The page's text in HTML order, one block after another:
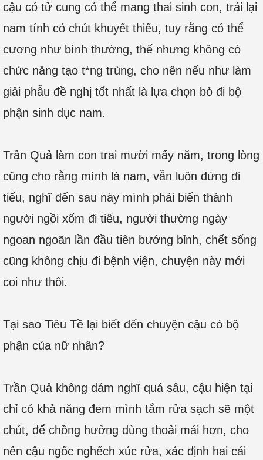
cậu có tử cung có thể mang thai sinh con, trái lại
nam tính có chút khuyết thiếu, tuy rằng có thể
cương như bình thường, thế nhưng không có
chức năng tạo t*ng trùng, cho nên nếu như làm
giải phẫu đề nghị tốt nhất là lựa chọn bỏ đi bộ
phận sinh dục nam.
Trần Quả làm con trai mười mấy năm, trong lòng
cũng cho rằng mình là nam, vẫn luôn đứng đi
tiểu, nghĩ đến sau này mình phải biến thành
người ngồi xổm đi tiểu, người thường ngày
ngoan ngoãn lần đầu tiên bướng bỉnh, chết sống
cũng không chịu đi bệnh viện, chuyện này mới
coi như thôi.
Tại sao Tiêu Tề lại biết đến chuyện cậu có bộ
phận của nữ nhân?
Trần Quả không dám nghĩ quá sâu, cậu hiện tại
chỉ có khả năng đem mình tắm rửa sạch sẽ một
chút, để chồng hưởng dùng thoải mái hơn, cho
nên cậu ngốc nghếch xúc rửa, xác định hai cái